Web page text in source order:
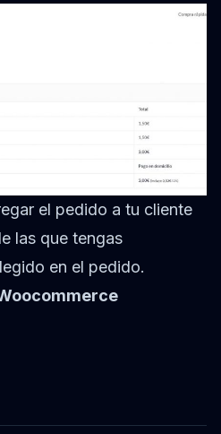
el pedido a tu cliente
las que tengas
en el pedido.